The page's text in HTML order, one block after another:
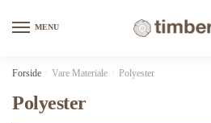
MENU
Forside Vare Materiale Polyester
Polyester